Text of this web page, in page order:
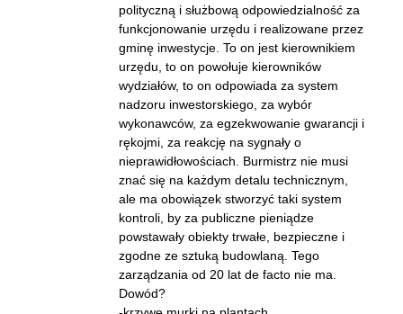
polityczną i służbową odpowiedzialność za
funkcjonowanie urzędu i realizowane przez
gminę inwestycje. To on jest kierownikiem
urzędu, to on powołuje kierowników
wydziałów, to on odpowiada za system
nadzoru inwestorskiego, za wybór
wykonawców, za egzekwowanie gwarancji i
rękojmi, za reakcję na sygnały o
nieprawidłowościach. Burmistrz nie musi
znać się na każdym detalu technicznym,
ale ma obowiązek stworzyć taki system
kontroli, by za publiczne pieniądze
powstawały obiekty trwałe, bezpieczne i
zgodne ze sztuką budowlaną. Tego
zarządzania od 20 lat de facto nie ma.
Dowód?